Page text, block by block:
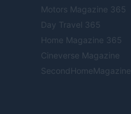
Motors Magazine 365
Day Travel 365
Home Magazine 365
Cineverse Magazine
SecondHomeMagazine